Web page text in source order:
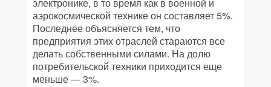
аэрокосмической технике он составляет 5%.
Последнее объясняется тем, что
предприятия этих отраслей стараются все
делать собственными силами. На долю
потребительской техники приходится еще
меньше — 3%.